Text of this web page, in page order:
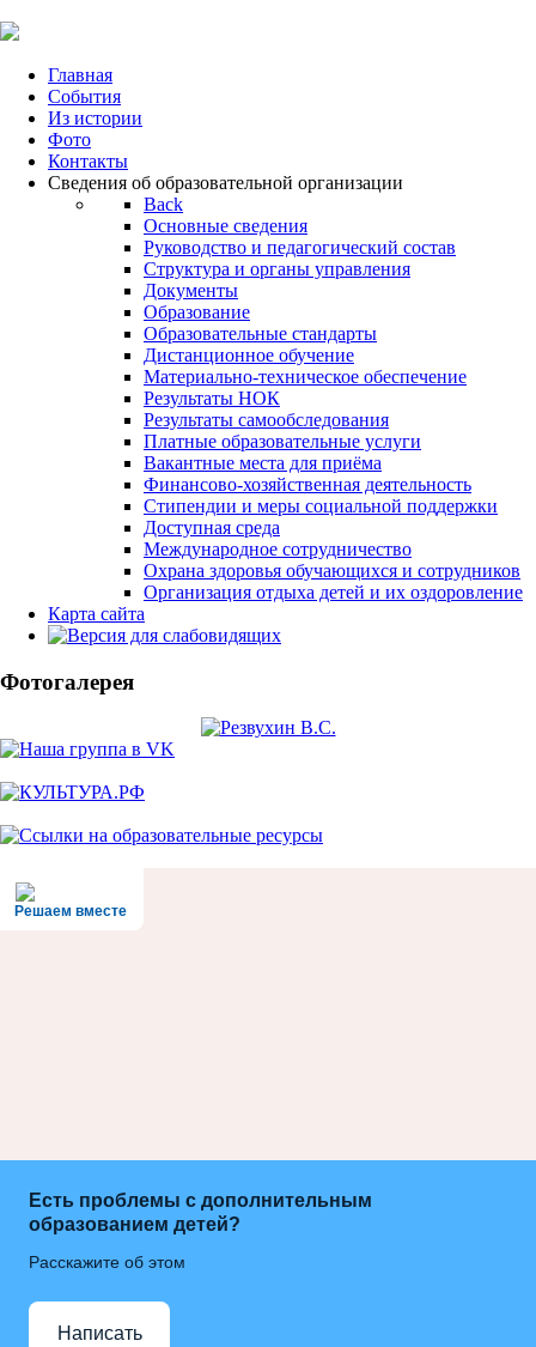
Главная
События
Из истории
Фото
Контакты
Сведения об образовательной организации
Back
Основные сведения
Руководство и педагогический состав
Структура и органы управления
Документы
Образование
Образовательные стандарты
Дистанционное обучение
Материально-техническое обеспечение
Результаты НОК
Результаты самообследования
Платные образовательные услуги
Вакантные места для приёма
Финансово-хозяйственная деятельность
Стипендии и меры социальной поддержки
Доступная среда
Международное сотрудничество
Охрана здоровья обучающихся и сотрудников
Организация отдыха детей и их оздоровление
Карта сайта
Фотогалерея
Решаем вместе
Есть проблемы с дополнительным
образованием детей?
Расскажите об этом
Написать